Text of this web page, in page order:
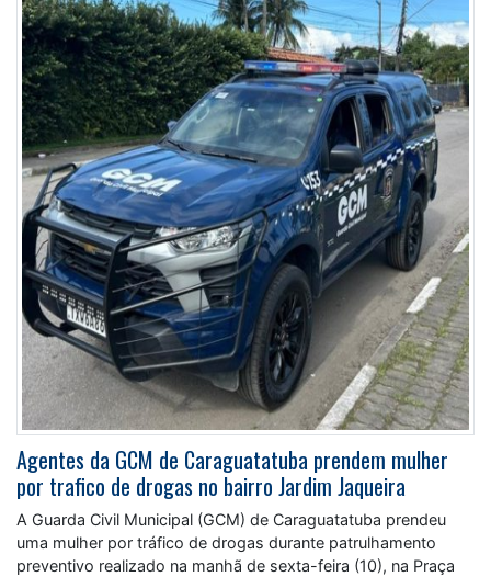
Agentes da GCM de Caraguatatuba prendem mulher
por trafico de drogas no bairro Jardim Jaqueira
A Guarda Civil Municipal (GCM) de Caraguatatuba prendeu
uma mulher por tráfico de drogas durante patrulhamento
preventivo realizado na manhã de sexta-feira (10), na Praça